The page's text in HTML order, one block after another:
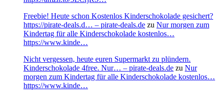
Freebie! Heute schon Kostenlos Kinderschokolade gesichert?
https://pirate-deals.d… – pirate-deals.de zu Nur morgen zum
Kindertag für alle Kinderschokolade kostenlos…
https://www.kinde…
Nicht vergessen, heute euren Supermarkt zu plündern.
Kinderschokolade 4free. Nur… – pirate-deals.de zu Nur
morgen zum Kindertag für alle Kinderschokolade kostenlos…
https://www.kinde…